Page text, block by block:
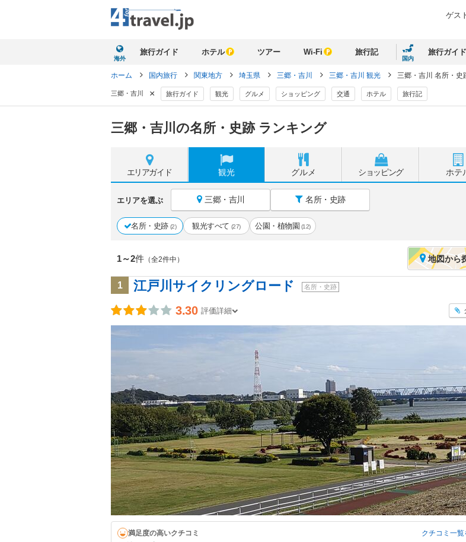
ゲス
海外
旅行ガイド ホテル ツアー Wi-Fi 旅行記
国内
旅行ガイド
ホーム 国内旅行 関東地方 埼玉県 三郷・吉川 三郷・吉川 観光 三郷・吉川 名所・史
三郷・吉川 × 旅行ガイド 観光 グルメ ショッピング 交通 ホテル 旅行記
三郷・吉川の名所・史跡 ランキング
エリアガイド 観光 グルメ ショッピング ホテ
エリアを選ぶ 三郷・吉川 名所・史跡
名所・史跡 (2) 観光すべて (27) 公園・植物園 (12)
1～2件 （全2件中） 地図から
1 江戸川サイクリングロード 名所・史跡
3.30 評価詳細
満足度の高いクチコミ クチコミ一覧